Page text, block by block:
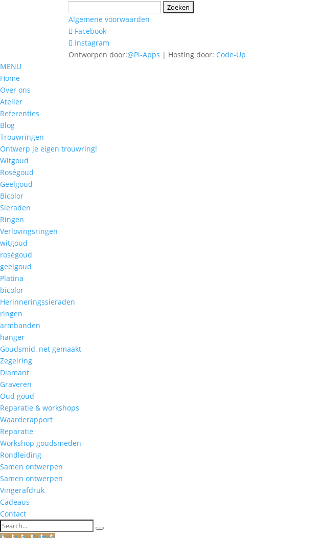
naar:
Algemene voorwaarden
Facebook
Instagram
Ontworpen door:@Pi-Apps | Hosting door: Code-Up
MENU
Home
Over ons
Atelier
Referenties
Blog
Trouwringen
Ontwerp je eigen trouwring!
Witgoud
Roségoud
Geelgoud
Bicolor
Sieraden
Ringen
Verlovingsringen
witgoud
roségoud
geelgoud
Platina
bicolor
Herinneringssieraden
ringen
armbanden
hanger
Goudsmid, net gemaakt
Zegelring
Diamant
Graveren
Oud goud
Reparatie & workshops
Waarderapport
Reparatie
Workshop goudsmeden
Rondleiding
Samen ontwerpen
Samen ontwerpen
Vingerafdruk
Cadeaus
Contact
Search